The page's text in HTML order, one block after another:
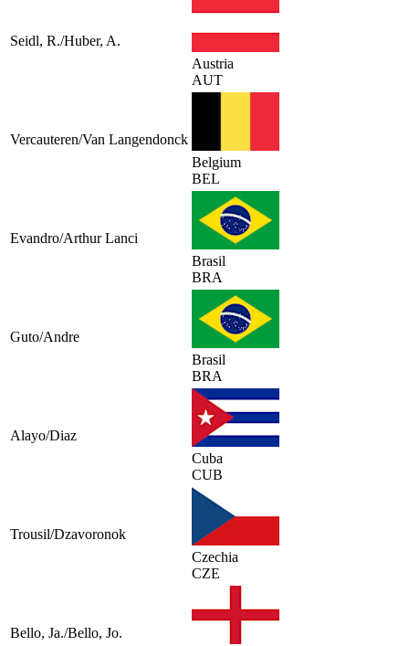
Seidl, R./Huber, A.
Austria
AUT
Vercauteren/Van Langendonck
Belgium
BEL
Evandro/Arthur Lanci
Brasil
BRA
Guto/Andre
Brasil
BRA
Alayo/Diaz
Cuba
CUB
Trousil/Dzavoronok
Czechia
CZE
Bello, Ja./Bello, Jo.